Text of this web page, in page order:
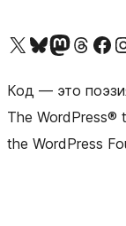
Посетите нас в X (ранее Twitter)
Посетите нашу учётную запись в Bluesky
Посетите нашу ленту в
Посетите нашу учётную
Посетите
Код — это
The WordPress®
the WordPress